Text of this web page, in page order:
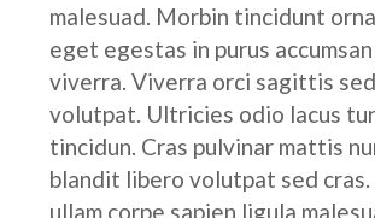
malesuad. Morbin tincidunt
eget egestas in purus
viverra. Viverra orci sagittis
volutpat. Ultricies odio lacus
tincidun. Cras pulvinar mattis
blandit libero volutpat sed cras.
ullam corpe sapien ligula